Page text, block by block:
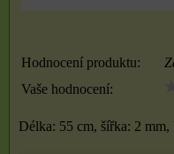
Hodnocení produktu:
Vaše hodnocení:
Délka: 55 cm, šířka: 2